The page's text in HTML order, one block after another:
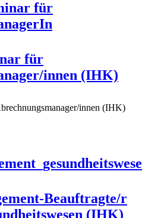
für
innen (IHK)
innen (IHK)
Beauftragte/r
(IHK)